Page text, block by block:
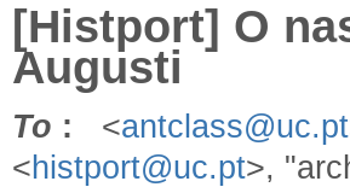
[Histport] O
Augusti
To : <antclass@uc.pt
<histport@uc.pt>,